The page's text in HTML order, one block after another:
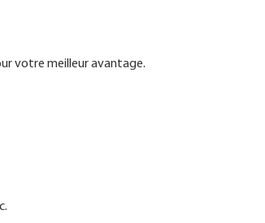
votre meilleur avantage.